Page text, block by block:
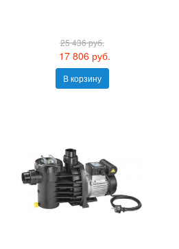
25 436 руб.
17 806 руб.
В корзину